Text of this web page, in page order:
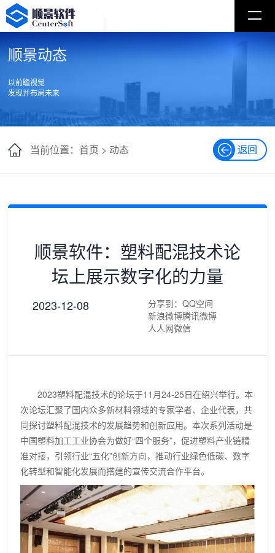
顺景动态
以前瞻视觉
发现并布局未来
当前位置：首页 > 动态
顺景软件：塑料配混技术论
坛上展示数字化的力量
2023-12-08 分享到：QQ空间
新浪微博腾讯微博
人人网微信
2023塑料配混技术的论坛于11月24-25日在绍兴举行。本
次论坛汇聚了国内众多新材料领域的专家学者、企业代表，共
同探讨塑料配混技术的发展趋势和创新应用。本次系列活动是
中国塑料加工工业协会为做好“四个服务”，促进塑料产业链精
准对接，引领行业“五化”创新方向，推动行业绿色低碳、数字
化转型和智能化发展而搭建的宣传交流合作平台。